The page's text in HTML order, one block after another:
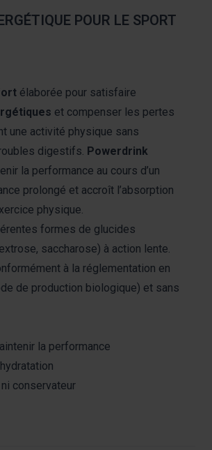
POUR LE SPORT
élaborée pour satisfaire
et compenser les pertes
une activité physique sans
digestifs. Powerdrink
la performance au cours d’un
prolongé et accroît l’absorption
physique.
formes de glucides
saccharose) à action lente.
à la réglementation en
de production biologique) et sans
la performance
conservateur